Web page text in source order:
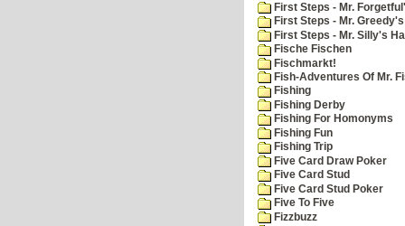
First Steps - Mr.
First Steps - Mr.
First Steps - Mr. Silly's
Fische Fischen
Fischmarkt!
Fish-Adventures Of Mr.
Fishing
Fishing Derby
Fishing For Homonyms
Fishing Fun
Fishing Trip
Five Card Draw Poker
Five Card Stud
Five Card Stud Poker
Five To Five
Fizzbuzz